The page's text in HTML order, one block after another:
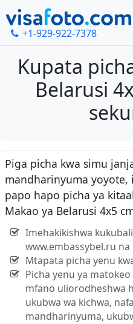
+1-929-922-7378
Kupata
Belarusi
Piga picha kwa simu
mandharinyuma
papo hapo picha ya
Makao ya Belarusi 4x5
Imehakikishwa
www.embassybel.ru
Mtapata picha yenu
Picha yenu ya
mfano uliorodheshwa
ukubwa wa kichwa,
mandharinyuma,